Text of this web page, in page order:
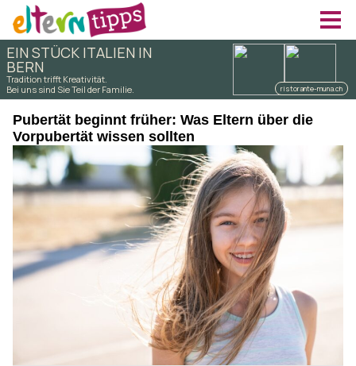
Pubertät beginnt früher: Was Eltern über die
Vorpubertät wissen sollten